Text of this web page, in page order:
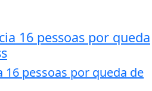
16 pessoas por queda
16 pessoas por queda de